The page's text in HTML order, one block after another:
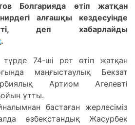
Болгарияда өтіп жатқан
алғашқы кездесуінде
деп хабарлайды
.
түрде 74-ші рет өтіп жатқан
маңғыстаулық Бекзат
Артиом Агелевті
ұтты.
бастаған жерлесіміз
өзбекстандық Жасурбек